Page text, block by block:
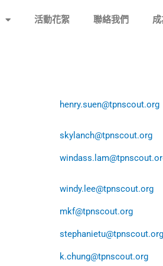
活動花絮 聯絡我們
henry.suen@tpnscout.org
skylanch@tpnscout.org
windy.lee@tpnscout.org
mkf@tpnscout.org
stephanietu@tpnscout.org
k.chung@tpnscout.org